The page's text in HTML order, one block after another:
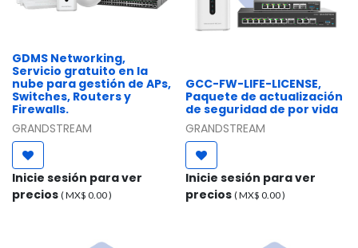
GDMS Networking,
Servicio gratuito en la
nube para gestión de APs,
Switches, Routers y
Firewalls.
GRANDSTREAM
Inicie sesión para ver
precios ( MX$ 0.00)
GCC-FW-LIFE-LICENSE,
Paquete de actualización
de seguridad de por vida
GRANDSTREAM
Inicie sesión para ver
precios ( MX$ 0.00)